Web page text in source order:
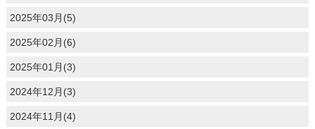
2025年03月(5)
2025年02月(6)
2025年01月(3)
2024年12月(3)
2024年11月(4)